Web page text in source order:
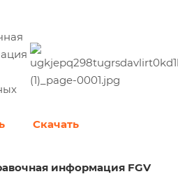
Скачать
информация FGV